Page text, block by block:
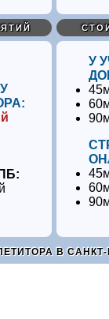
У
В САНКТ-